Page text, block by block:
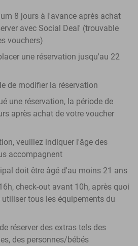
8 jours à l'avance après achat
avec Social Deal' (trouvable
vouchers)
une réservation jusqu'au 22
de modifier la réservation
une réservation, la période de
après achat de votre voucher
veuillez indiquer l'âge des
accompagnent
doit être âgé d'au moins 21 ans
check-out avant 10h, après quoi
tous les équipements du
réserver des extras tels des
des personnes/bébés